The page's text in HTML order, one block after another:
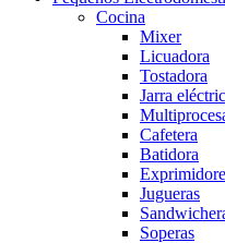
Cocina
Mixer
Licuadora
Tostadora
Jarra
Cafetera
Batidora
Jugueras
Soperas